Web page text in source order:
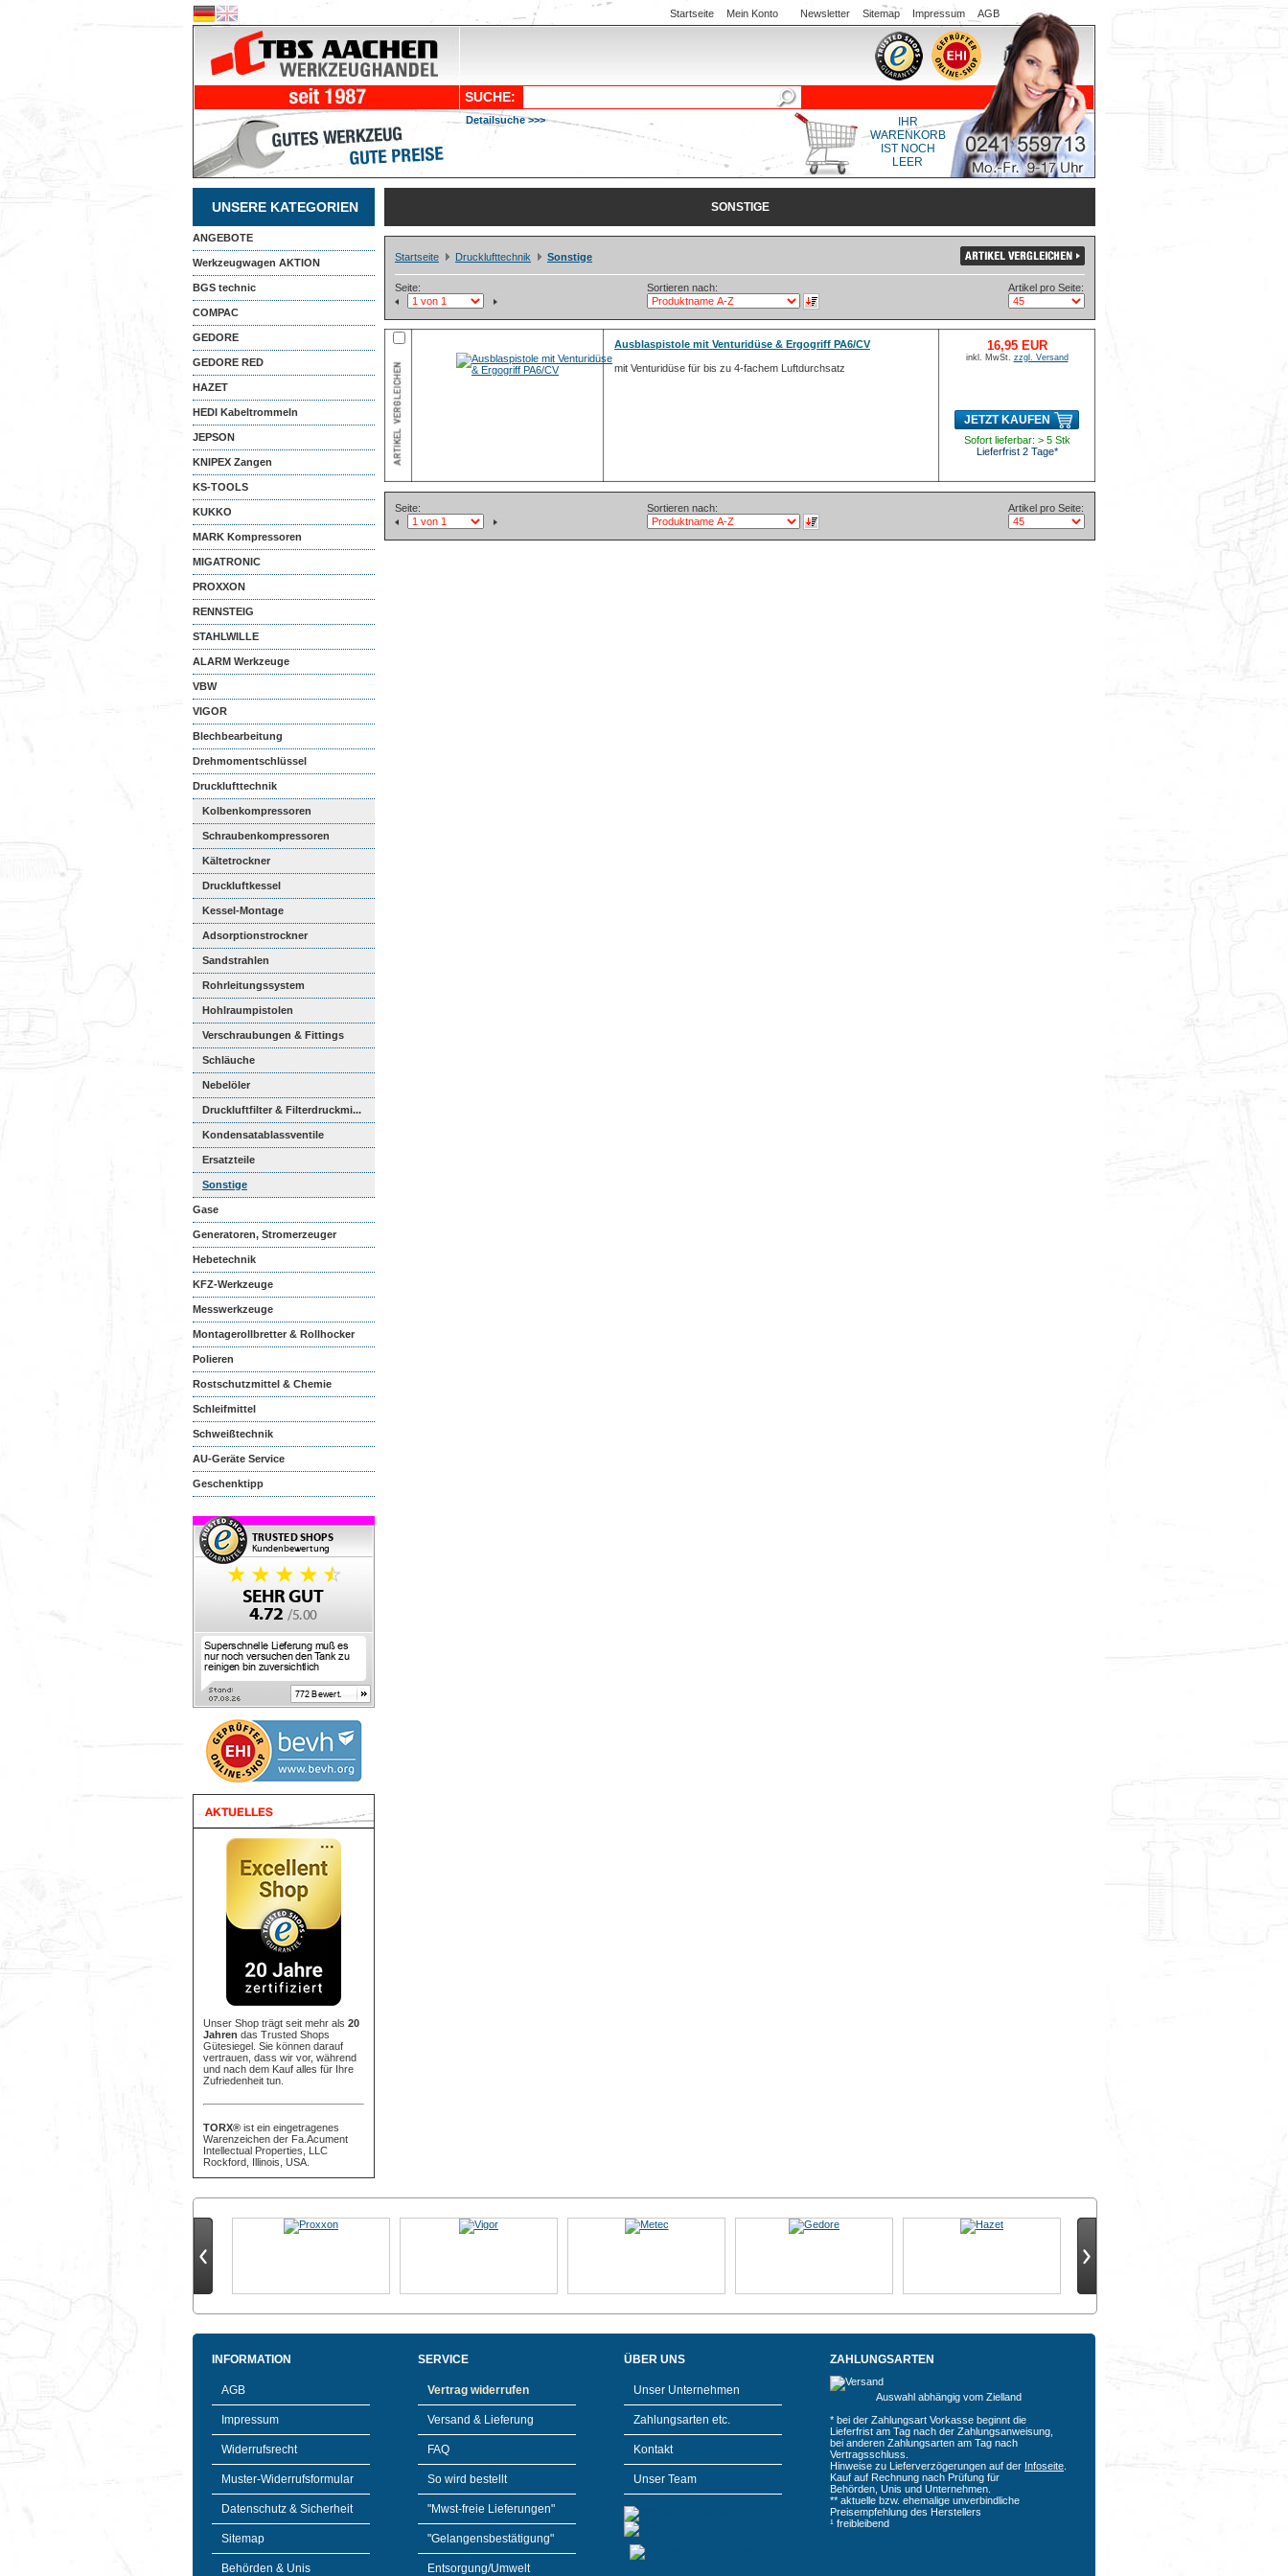
Startseite Mein Konto Newsletter Sitemap Impressum AGB
SUCHE:
Detailsuche >>>
IHR
WARENKORB
IST NOCH
LEER
UNSERE KATEGORIEN
ANGEBOTE
Werkzeugwagen AKTION
BGS technic
COMPAC
GEDORE
GEDORE RED
HAZET
HEDI Kabeltrommeln
JEPSON
KNIPEX Zangen
KS-TOOLS
KUKKO
MARK Kompressoren
MIGATRONIC
PROXXON
RENNSTEIG
STAHLWILLE
ALARM Werkzeuge
VBW
VIGOR
Blechbearbeitung
Drehmomentschlüssel
Drucklufttechnik
Kolbenkompressoren
Schraubenkompressoren
Kältetrockner
Druckluftkessel
Kessel-Montage
Adsorptionstrockner
Sandstrahlen
Rohrleitungssystem
Hohlraumpistolen
Verschraubungen & Fittings
Schläuche
Nebelöler
Druckluftfilter & Filterdruckmi...
Kondensatablassventile
Ersatzteile
Sonstige
Gase
Generatoren, Stromerzeuger
Hebetechnik
KFZ-Werkzeuge
Messwerkzeuge
Montagerollbretter & Rollhocker
Polieren
Rostschutzmittel & Chemie
Schleifmittel
Schweißtechnik
AU-Geräte Service
Geschenktipp
Unser Shop trägt seit mehr als 20
Jahren das Trusted Shops
Gütesiegel. Sie können darauf
vertrauen, dass wir vor, während
und nach dem Kauf alles für Ihre
Zufriedenheit tun.
TORX® ist ein eingetragenes
Warenzeichen der Fa.Acument
Intellectual Properties, LLC
Rockford, Illinois, USA.
SONSTIGE
Startseite Drucklufttechnik Sonstige
Seite: Sortieren nach: Artikel pro Seite:
Ausblaspistole mit Venturidüse & Ergogriff PA6/CV
mit Venturidüse für bis zu 4-fachem Luftdurchsatz
16,95 EUR
inkl. MwSt. zzgl. Versand
JETZT KAUFEN
Sofort lieferbar: > 5 Stk
Lieferfrist 2 Tage*
Seite: Sortieren nach: Artikel pro Seite:
INFORMATION
AGB
Impressum
Widerrufsrecht
Muster-Widerrufsformular
Datenschutz & Sicherheit
Sitemap
Behörden & Unis
SERVICE
Vertrag widerrufen
Versand & Lieferung
FAQ
So wird bestellt
"Mwst-freie Lieferungen"
"Gelangensbestätigung"
Entsorgung/Umwelt
ÜBER UNS
Unser Unternehmen
Zahlungsarten etc.
Kontakt
Unser Team
ZAHLUNGSARTEN
Auswahl abhängig vom Zielland
* bei der Zahlungsart Vorkasse beginnt die
Lieferfrist am Tag nach der Zahlungsanweisung,
bei anderen Zahlungsarten am Tag nach
Vertragsschluss.
Hinweise zu Lieferverzögerungen auf der Infoseite
Kauf auf Rechnung nach Prüfung für
Behörden, Unis und Unternehmen.
** aktuelle bzw. ehemalige unverbindliche
Preisempfehlung des Herstellers
¹ freibleibend